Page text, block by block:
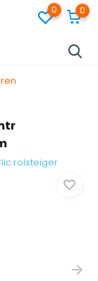
0 0
rolsteiger